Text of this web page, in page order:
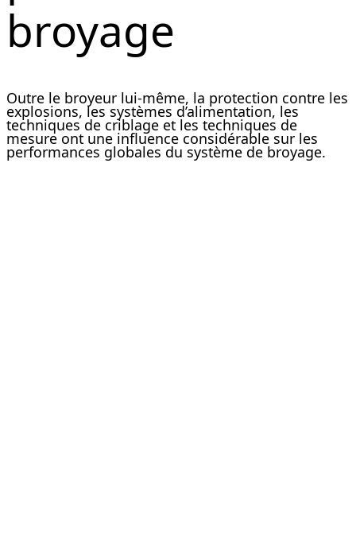
broyage
Outre le broyeur lui-même, la protection contre les
explosions, les systèmes d’alimentation, les
techniques de criblage et les techniques de
mesure ont une influence considérable sur les
performances globales du système de broyage.